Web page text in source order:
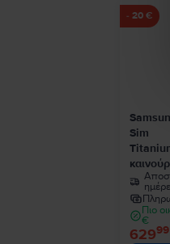
- 20 €
Sim
Πιο
€
62999